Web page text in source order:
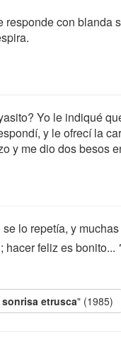
con blanda
Yo le indiqué
y le ofrecí la
y me dio dos besos
lo repetía, y
hacer feliz es bonito...
sonrisa etrusca" (1985)